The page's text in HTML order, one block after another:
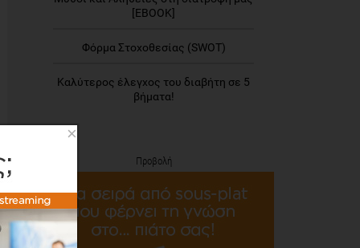
[EBOOK]
Φόρμα Στοχοθεσίας (SWOT)
Καλύτερος έλεγχος του διαβήτη σε 5
βήματα!
Προβολή
×